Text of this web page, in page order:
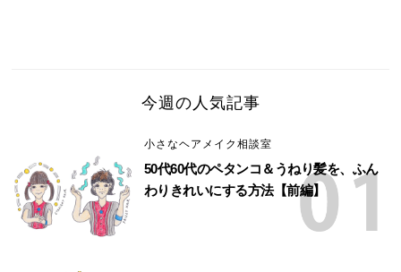
今週の人気記事
小さなヘアメイク相談室
50代60代のペタンコ＆うねり髪を、ふん
わりきれいにする方法【前編】